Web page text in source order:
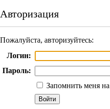
Авторизация
Пожалуйста, авторизуйтесь:
Логин:
Пароль:
Запомнить меня